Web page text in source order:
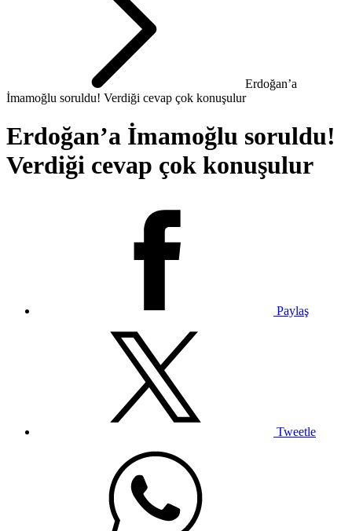
Erdoğan’a
İmamoğlu soruldu! Verdiği cevap çok konuşulur
Erdoğan’a İmamoğlu soruldu!
Verdiği cevap çok konuşulur
Paylaş
Tweetle